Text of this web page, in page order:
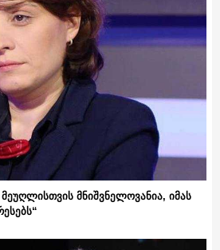
მნიშვნელოვანია, იმას